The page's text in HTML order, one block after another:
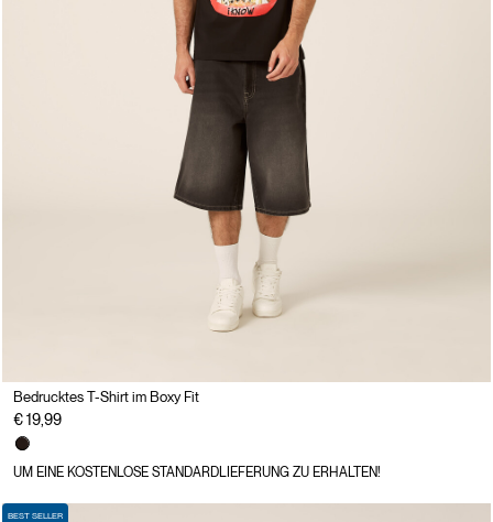
Bedrucktes T-Shirt im Boxy Fit
€ 19,99
UM EINE KOSTENLOSE STANDARDLIEFERUNG ZU ERHALTEN!
BEST SELLER